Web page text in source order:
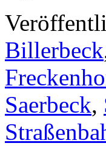
Billerbeck
Saerbeck,